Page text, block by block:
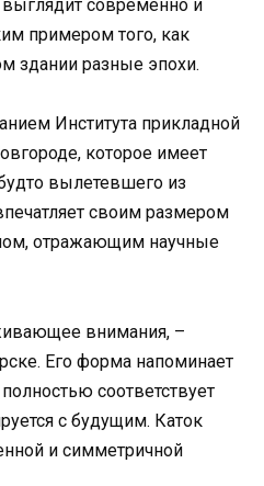
современно и
примером того, как
здании разные эпохи.
Института прикладной
которое имеет
вылетевшего из
своим размером
отражающим научные
внимания, –
Его форма напоминает
соответствует
с будущим. Каток
и симметричной